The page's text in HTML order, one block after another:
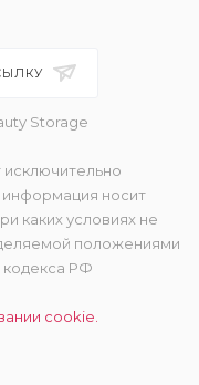
Storage
носит
каких условиях не
положениями
кодекса РФ
cookie.